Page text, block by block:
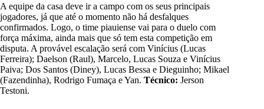
A equipe da casa deve ir a campo com os seus principais
jogadores, já que até o momento não há desfalques
confirmados. Logo, o time piauiense vai para o duelo com
força máxima, ainda mais que só tem esta competição em
disputa. A provável escalação será com Vinícius (Lucas
Ferreira); Daelson (Raul), Marcelo, Lucas Souza e Vinícius
Paiva; Dos Santos (Diney), Lucas Bessa e Dieguinho; Mikael
(Fazendinha), Rodrigo Fumaça e Yan. Técnico: Jerson
Testoni.